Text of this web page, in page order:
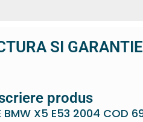
SI GARANTIE
produs
BMW X5 E53 2004 COD